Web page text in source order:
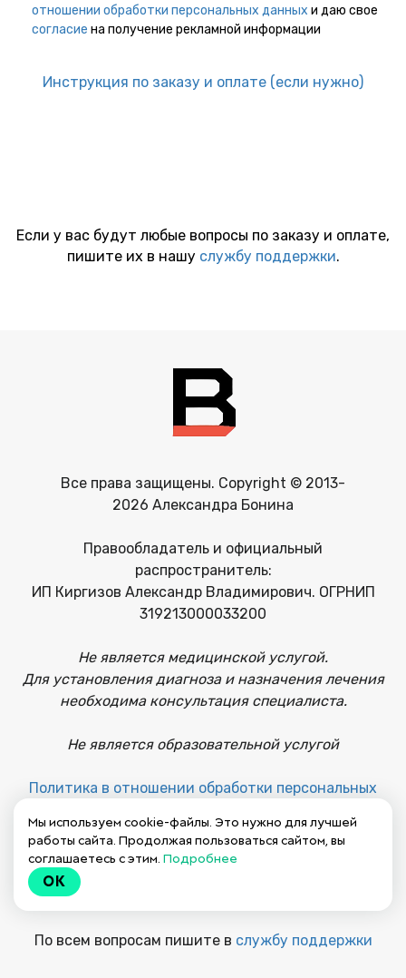
отношении обработки персональных данных и даю свое
согласие на получение рекламной информации
Инструкция по заказу и оплате (если нужно)
Если у вас будут любые вопросы по заказу и оплате,
пишите их в нашу службу поддержки.
Все права защищены. Copyright © 2013-
2026 Александра Бонина
Правообладатель и официальный
распространитель:
ИП Киргизов Александр Владимирович. ОГРНИП
319213000033200
Не является медицинской услугой.
Для установления диагноза и назначения лечения
необходима консультация специалиста.
Не является образовательной услугой
Политика в отношении обработки персональных
Публичная оферта на заключение договора
По всем вопросам пишите в службу поддержки
Мы используем cookie-файлы. Это нужно для лучшей
работы сайта. Продолжая пользоваться сайтом, вы
соглашаетесь с этим. Подробнее
OK